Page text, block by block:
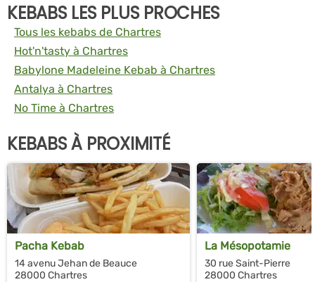
KEBABS LES PLUS PROCHES
Tous les kebabs de Chartres
Hot'n'tasty à Chartres
Babylone Madeleine Kebab à Chartres
Antalya à Chartres
No Time à Chartres
KEBABS À PROXIMITÉ
Pacha Kebab
14 avenu Jehan de Beauce
28000 Chartres
La Mésopotamie
30 rue Saint-Pierre
28000 Chartres